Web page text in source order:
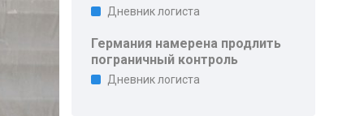
Дневник логиста
Германия намерена продлить
пограничный контроль
Дневник логиста